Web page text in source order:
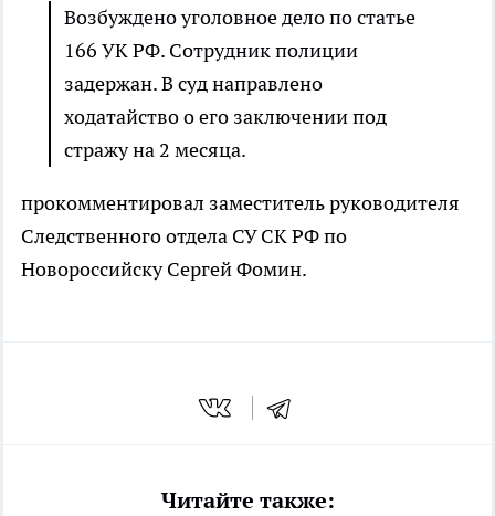
Возбуждено уголовное дело по статье
166 УК РФ. Сотрудник полиции
задержан. В суд направлено
ходатайство о его заключении под
стражу на 2 месяца.
прокомментировал заместитель руководителя
Следственного отдела СУ СК РФ по
Новороссийску Сергей Фомин.
Читайте также: